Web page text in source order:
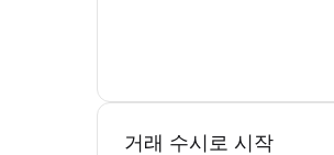
거래 수시로 시작